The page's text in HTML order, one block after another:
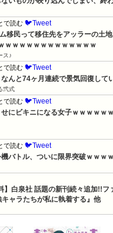
で読む 🐦Tweet
ム移民って移住先をアッラーの土
ｗｗｗｗｗｗｗｗｗｗｗｗｗ
ス♪
で読む 🐦Tweet
なんと74ヶ月連続で景気回復し
弐式
で読む 🐦Tweet
せにビキニになる女子ｗｗｗｗｗ
で読む 🐦Tweet
バトル、ついに限界突破ｗｗｗ
】白泉社 話題の新刊続々追加!!フ
キャラたちが私に執着する』他